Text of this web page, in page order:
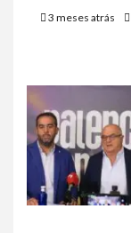
3 meses atrás